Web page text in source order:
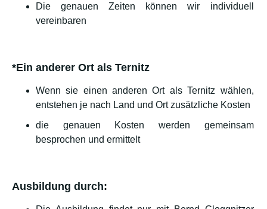
Die genauen Zeiten können wir individuell
vereinbaren
*Ein anderer Ort als Ternitz
Wenn sie einen anderen Ort als Ternitz wählen,
entstehen je nach Land und Ort zusätzliche Kosten
die genauen Kosten werden gemeinsam
besprochen und ermittelt
Ausbildung durch: